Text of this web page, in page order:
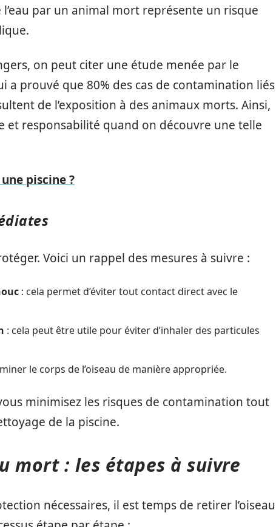
par un animal mort représente un risque
on peut citer une étude menée par le
a prouvé que 80% des cas de contamination liés
de l’exposition à des animaux morts. Ainsi,
et responsabilité quand on découvre une telle
piscine ?
Voici un rappel des mesures à suivre :
: cela permet d’éviter tout contact direct avec le
: cela peut être utile pour éviter d’inhaler des particules
le corps de l’oiseau de manière appropriée.
minimisez les risques de contamination tout
de la piscine.
mort : les étapes à suivre
nécessaires, il est temps de retirer l’oiseau